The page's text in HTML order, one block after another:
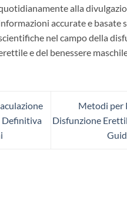
alla
accurate e basate
nel campo della
e del benessere
Definitiva
Metodi per
Disfunzione